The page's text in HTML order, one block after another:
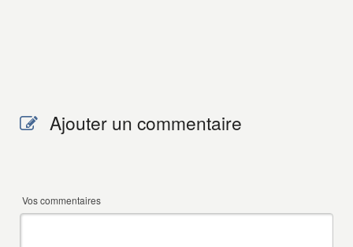
Ajouter un commentaire
Vos commentaires